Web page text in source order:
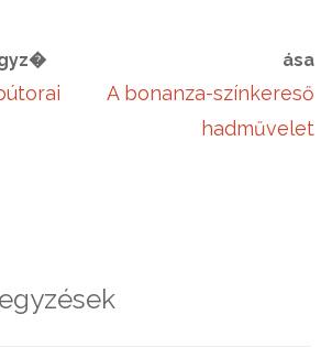
ása
A bonanza-színkereső
hadművelet